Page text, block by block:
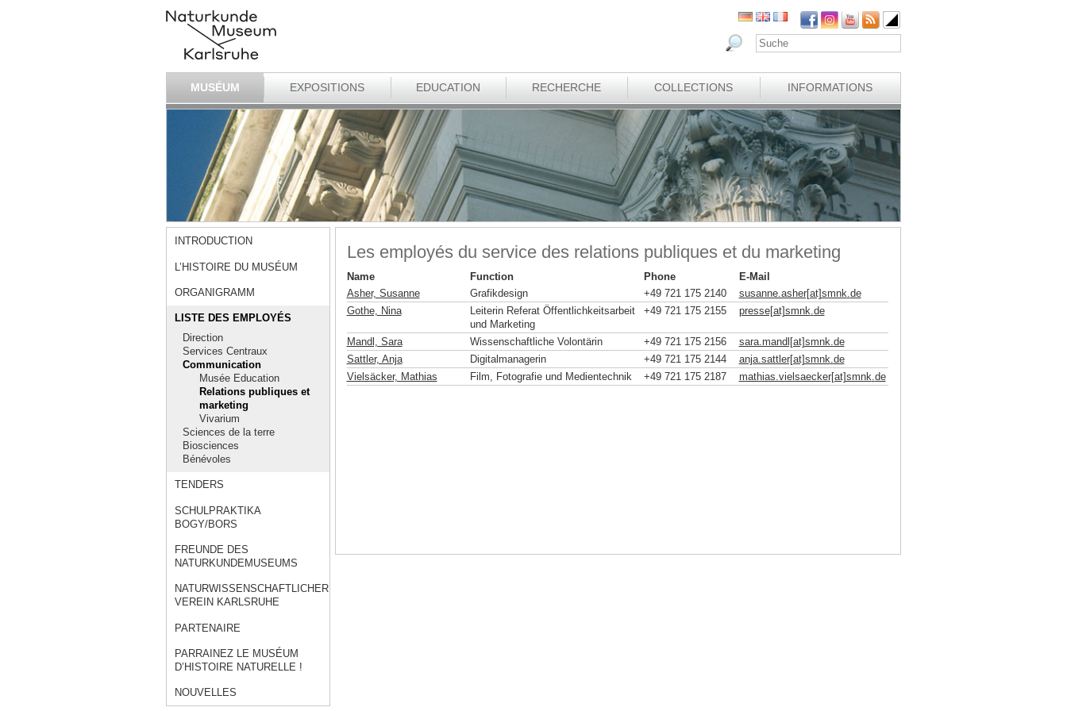
MUSÉUM EXPOSITIONS EDUCATION RECHERCHE COLLECTIONS INFORMATIONS
INTRODUCTION
L’HISTOIRE DU MUSÉUM
ORGANIGRAMM
LISTE DES EMPLOYÉS
Direction
Services Centraux
Communication
Musée Education
Relations publiques et
marketing
Vivarium
Sciences de la terre
Biosciences
Bénévoles
TENDERS
SCHULPRAKTIKA
BOGY/BORS
FREUNDE DES
NATURKUNDEMUSEUMS
NATURWISSENSCHAFTLICHER
VEREIN KARLSRUHE
PARTENAIRE
PARRAINEZ LE MUSÉUM
D’HISTOIRE NATURELLE !
NOUVELLES
Les employés du service des relations publiques et du marketing
Name Function Phone
E-Mail
Asher, Susanne
Grafikdesign +49 721 175 2140 susanne.asher[at]smnk.de
Gothe, Nina
Leiterin Referat Öffentlichkeitsarbeit
und Marketing
+49 721 175 2155 presse[at]smnk.de
Mandl, Sara Wissenschaftliche Volontärin +49 721 175 2156 sara.mandl[at]smnk.de
Sattler, Anja
Digitalmanagerin +49 721 175 2144 anja.sattler[at]smnk.de
Vielsäcker, Mathias
Film, Fotografie und Medientechnik +49 721 175 2187 mathias.vielsaecker[at]smnk.de